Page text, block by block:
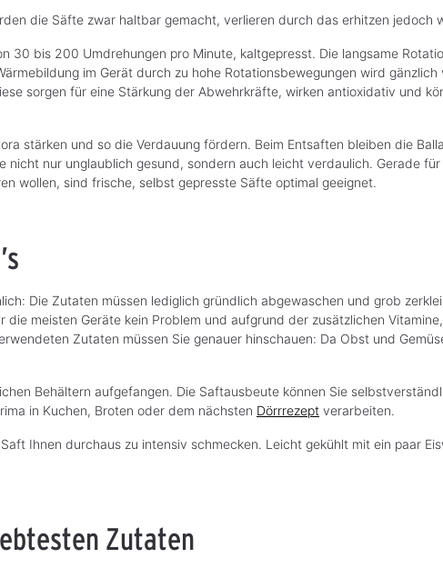
die Säfte zwar haltbar gemacht, verlieren durch das erhitzen jedoch
30 bis 200 Umdrehungen pro Minute, kaltgepresst. Die langsame
im Gerät durch zu hohe Rotationsbewegungen wird
sorgen für eine Stärkung der Abwehrkräfte, wirken antioxidativ und
stärken und so die Verdauung fördern. Beim Entsaften bleiben die
nur unglaublich gesund, sondern auch leicht verdaulich. Gerade
wollen, sind frische, selbst gepresste Säfte optimal geeignet.
Die Zutaten müssen lediglich gründlich abgewaschen und grob
die meisten Geräte kein Problem und aufgrund der zusätzlichen
Zutaten müssen Sie genauer hinschauen: Da Obst und
Behältern aufgefangen. Die Saftausbeute können Sie
in Kuchen, Broten oder dem nächsten Dörrrezept verarbeiten.
Ihnen durchaus zu intensiv schmecken. Leicht gekühlt mit ein paar
Zutaten